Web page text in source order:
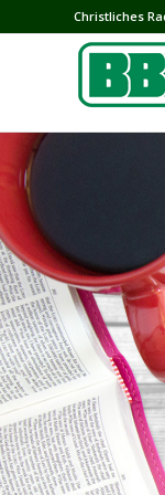
Сhristliches